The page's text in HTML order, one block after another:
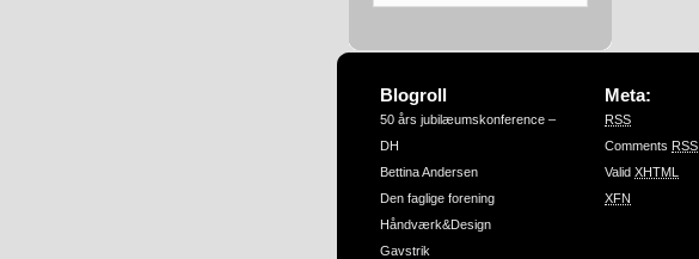
Blogroll
50 års jubilæumskonference –
DH
Bettina Andersen
Den faglige forening
Håndværk&Design
Gavstrik
Meta:
RSS
Comments RSS
Valid XHTML
XFN